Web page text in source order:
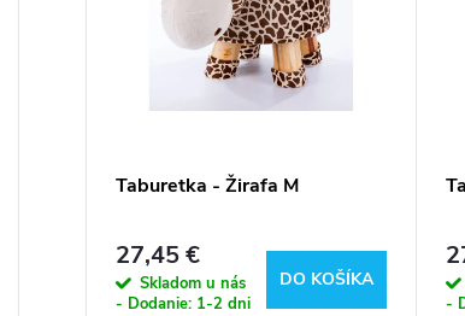
Taburetka - Žirafa M
27,45 €
Skladom u nás
- Dodanie: 1-2 dni
DO KOŠÍKA
-